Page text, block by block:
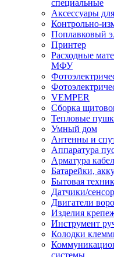
специальные
Аксессуары
Контрольно-
Поплавковый
Принтер
Расходные
МФУ
VEMPER
Сборка
Тепловые
Умный дом
Антенны и
Аппаратура
Арматура
Батарейки,
Бытовая
Датчики/
Двигатели
Изделия
Инструмент
Колодки
системы